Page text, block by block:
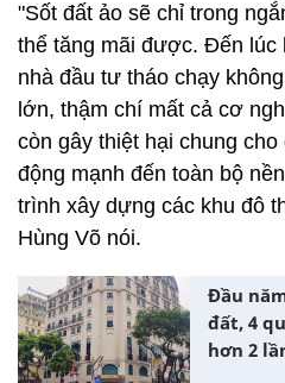
"Sốt đất ảo sẽ chỉ trong
thể tăng mãi được. Đến lúc
nhà đầu tư tháo chạy
lớn, thậm chí mất cả cơ
còn gây thiệt hại chung
động mạnh đến toàn bộ
trình xây dựng các khu đô
Hùng Võ nói.
Đầu
đất, 4
hơn 2